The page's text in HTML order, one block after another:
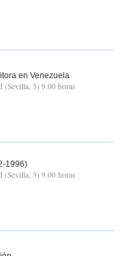
en Venezuela
(Sevilla, 3) 9.00 horas
1996)
(Sevilla, 3) 9.00 horas